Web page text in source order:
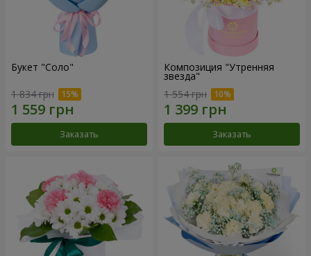
Букет "Соло"
1 834 грн
Заказать
Композиция "Утренняя
звезда"
1 554 грн
Заказать